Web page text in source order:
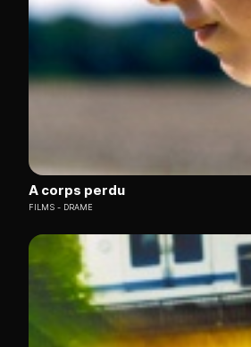
A corps perdu
FILMS DRAME